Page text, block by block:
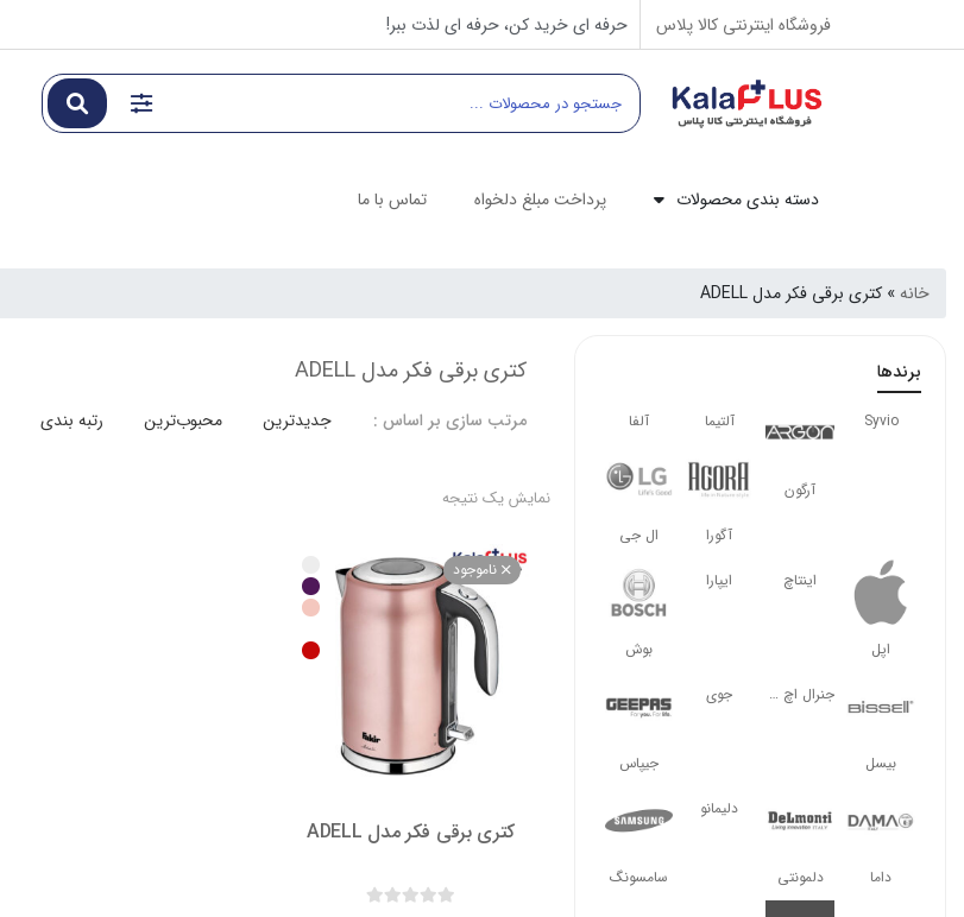
فروشگاه اینترنتی کالا پلاس حرفه ای خرید کن، حرفه ای لذت ببر!
دسته بندی محصولات پرداخت مبلغ دلخواه تماس با ما
خانه» کتری برقی فکر مدل ADELL
کتری برقی فکر مدل ADELL
مرتب سازی بر اساس : جدیدترین محبوب‌ترین رتبه بندی
نمایش یک نتیجه
ناموجود
کتری برقی فکر مدل ADELL
برندها
Syvio
آرگون
آلتیما آلفا
آگورا ال جی
اپل
اینتاچ ایپارا
بوش
بیسل
جنرال اچ ال جوی
جیپاس
داما دلمونتی
دلیمانو
سامسونگ